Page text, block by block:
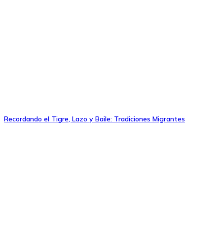
Recordando el Tigre, Lazo y Baile: Tradiciones Migrantes